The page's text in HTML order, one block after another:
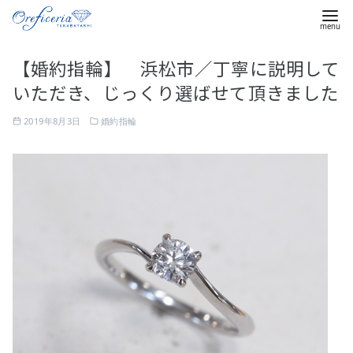
【婚約指輪】 浜松市／丁寧に説明して
いただき、じっくり選ばせて頂きました
2019年8月3日 婚約指輪